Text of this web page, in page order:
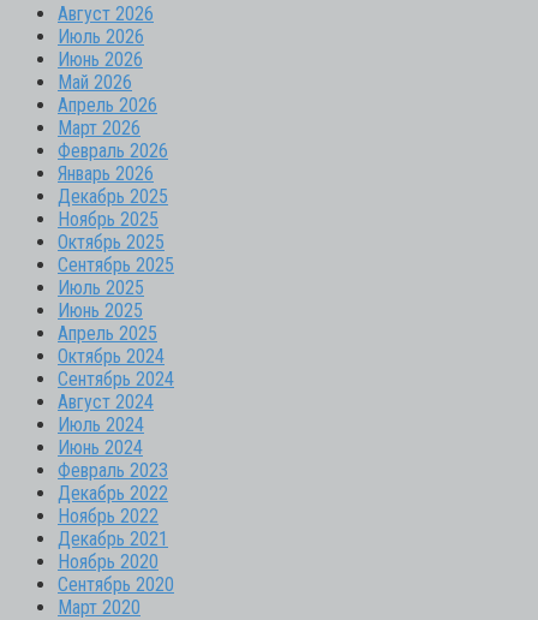
Август 2026
Июль 2026
Июнь 2026
Май 2026
Апрель 2026
Март 2026
Февраль 2026
Январь 2026
Декабрь 2025
Ноябрь 2025
Октябрь 2025
Сентябрь 2025
Июль 2025
Июнь 2025
Апрель 2025
Октябрь 2024
Сентябрь 2024
Август 2024
Июль 2024
Июнь 2024
Февраль 2023
Декабрь 2022
Ноябрь 2022
Декабрь 2021
Ноябрь 2020
Сентябрь 2020
Март 2020